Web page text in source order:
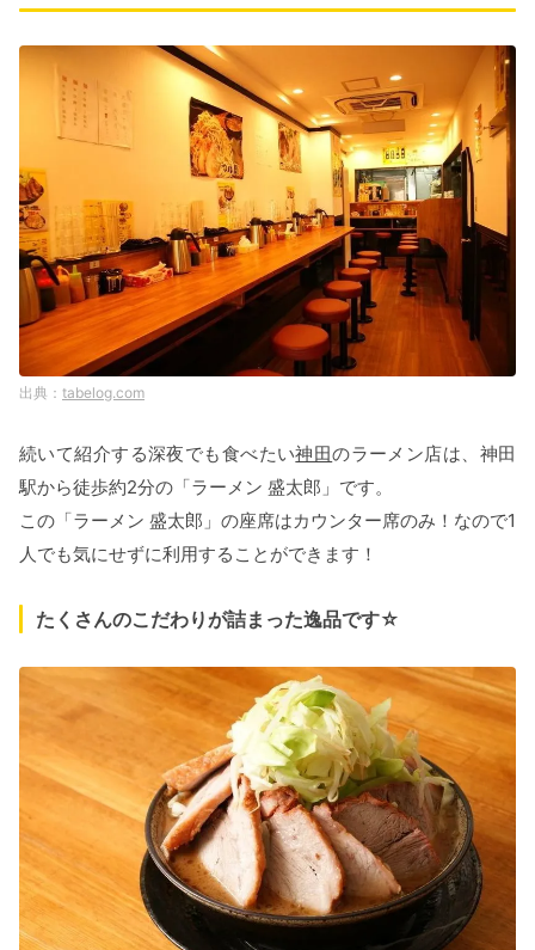
tabelog.com
続いて紹介する深夜でも食べたい神田のラーメン店は、神田
駅から徒歩約2分の「ラーメン 盛太郎」です。
この「ラーメン 盛太郎」の座席はカウンター席のみ！なので1
人でも気にせずに利用することができます！
たくさんのこだわりが詰まった逸品です☆